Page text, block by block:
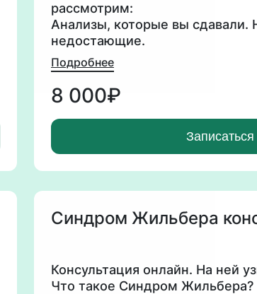
рассмотрим:
Анализы, которые вы сдавали.
недостающие.
Поставим цели: «Хочу повысить
«Избавиться
от вздутия», «Улучшить сон»,
молодость», «Повысить
Вы получите целую
сопровождением в течении
Подробнее
8 000₽
Записаться
Синдром Жильбера
Консультация онлайн. На ней
Что такое Синдром Жильбера?